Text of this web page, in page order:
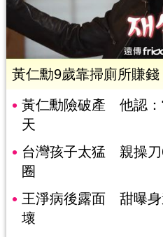
黃仁勳9歲靠掃廁所賺
黃仁勳險破產 他認：
天
台灣孩子太猛 親操刀
圈
王淨病後露面 甜曝身
壞